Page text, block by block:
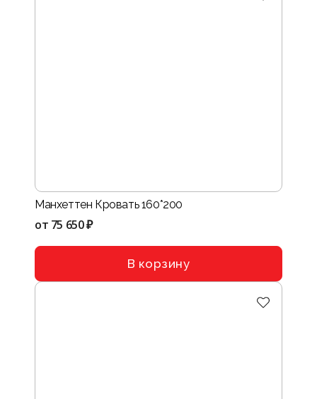
Манхеттен Кровать 160*200
от 75 650 ₽
В корзину